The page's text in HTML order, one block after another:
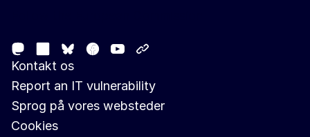
MastodonLinkedIn
Bluesky
Facebook
Youtube
Kontakt os
Report an IT vulnerability
Sprog på vores websteder
Cookies